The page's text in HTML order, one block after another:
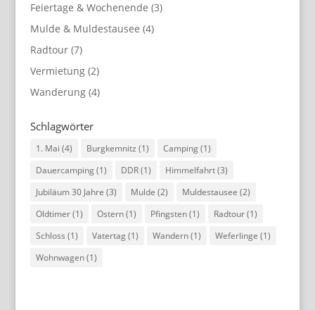
Feiertage & Wochenende (3)
Mulde & Muldestausee (4)
Radtour(7)
Vermietung(2)
Wanderung(4)
Schlagwörter
1. Mai (4) Burgkemnitz (1) Camping(1)
Dauercamping(1) DDR(1) Himmelfahrt(3)
Jubiläum 30 Jahre (3) Mulde (2) Muldestausee (2)
Oldtimer(1) Ostern(1) Pfingsten(1) Radtour(1)
Schloss (1) Vatertag(1) Wandern(1) Weferlinge (1)
Wohnwagen(1)